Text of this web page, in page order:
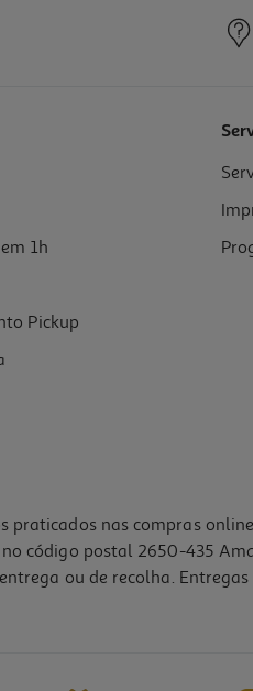
Sortidas
1h
Pickup
nas compras
código postal 2650-435
ou de recolha.